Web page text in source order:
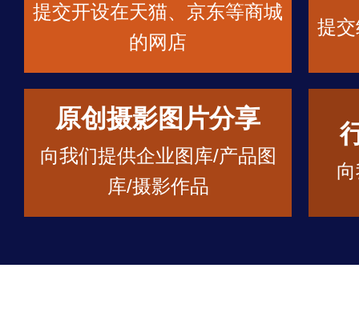
提交开设在天猫、京东等商城
的网店
提
原创摄影图片分享
向我们提供企业图库/产品图
库/摄影作品